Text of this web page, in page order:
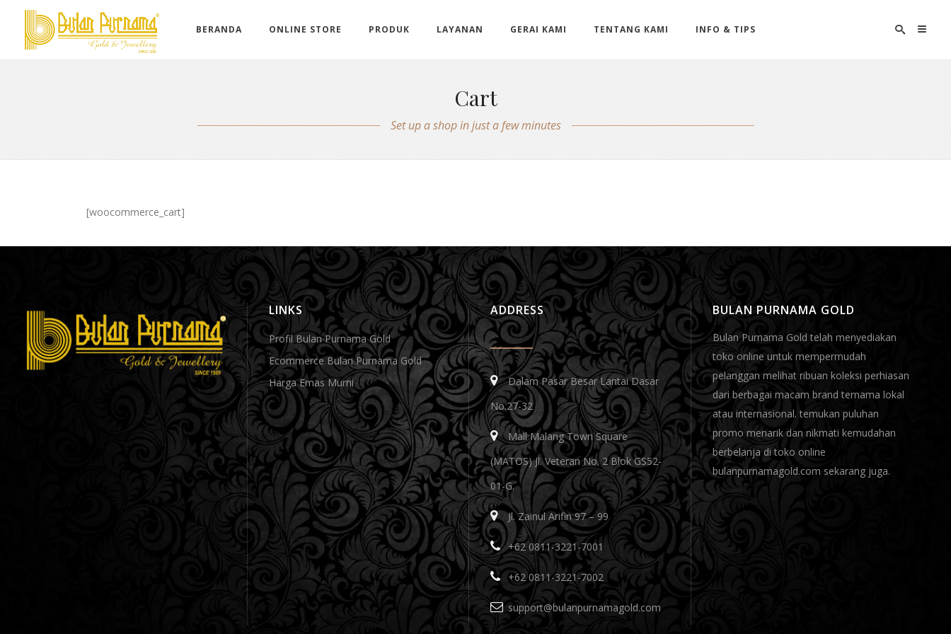
BERANDA ONLINE STORE PRODUK LAYANAN GERAI KAMI TENTANG KAMI INFO & TIPS
Cart
Set up a shop in just a few minutes
[woocommerce_cart]
LINKS
Profil Bulan Purnama Gold
Ecommerce Bulan Purnama Gold
Harga Emas Murni
ADDRESS
Dalam Pasar Besar Lantai Dasar
No.27-32
Mall Malang Town Square
(MATOS) Jl. Veteran No. 2 Blok GS52-
01-G.
Jl. Zainul Arifin 97 – 99
+62 0811-3221-7001
+62 0811-3221-7002
support@bulanpurnamagold.com
BULAN PURNAMA GOLD
Bulan Purnama Gold telah menyediakan
toko online untuk mempermudah
pelanggan melihat ribuan koleksi perhiasan
dari berbagai macam brand ternama lokal
atau internasional. temukan puluhan
promo menarik dan nikmati kemudahan
berbelanja di toko online
bulanpurnamagold.com sekarang juga.